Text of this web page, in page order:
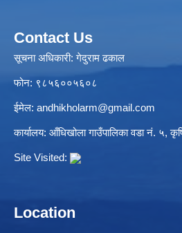
Contact Us
सूचना अधिकारी: गेदुराम ढकाल
फोन: ९८५६००५६०८
ईमेल: andhikholarm@gmail.com
कार्यालय: आँधिखोला गाउँपालिका वडा नं. ५,
Site Visited:
Location